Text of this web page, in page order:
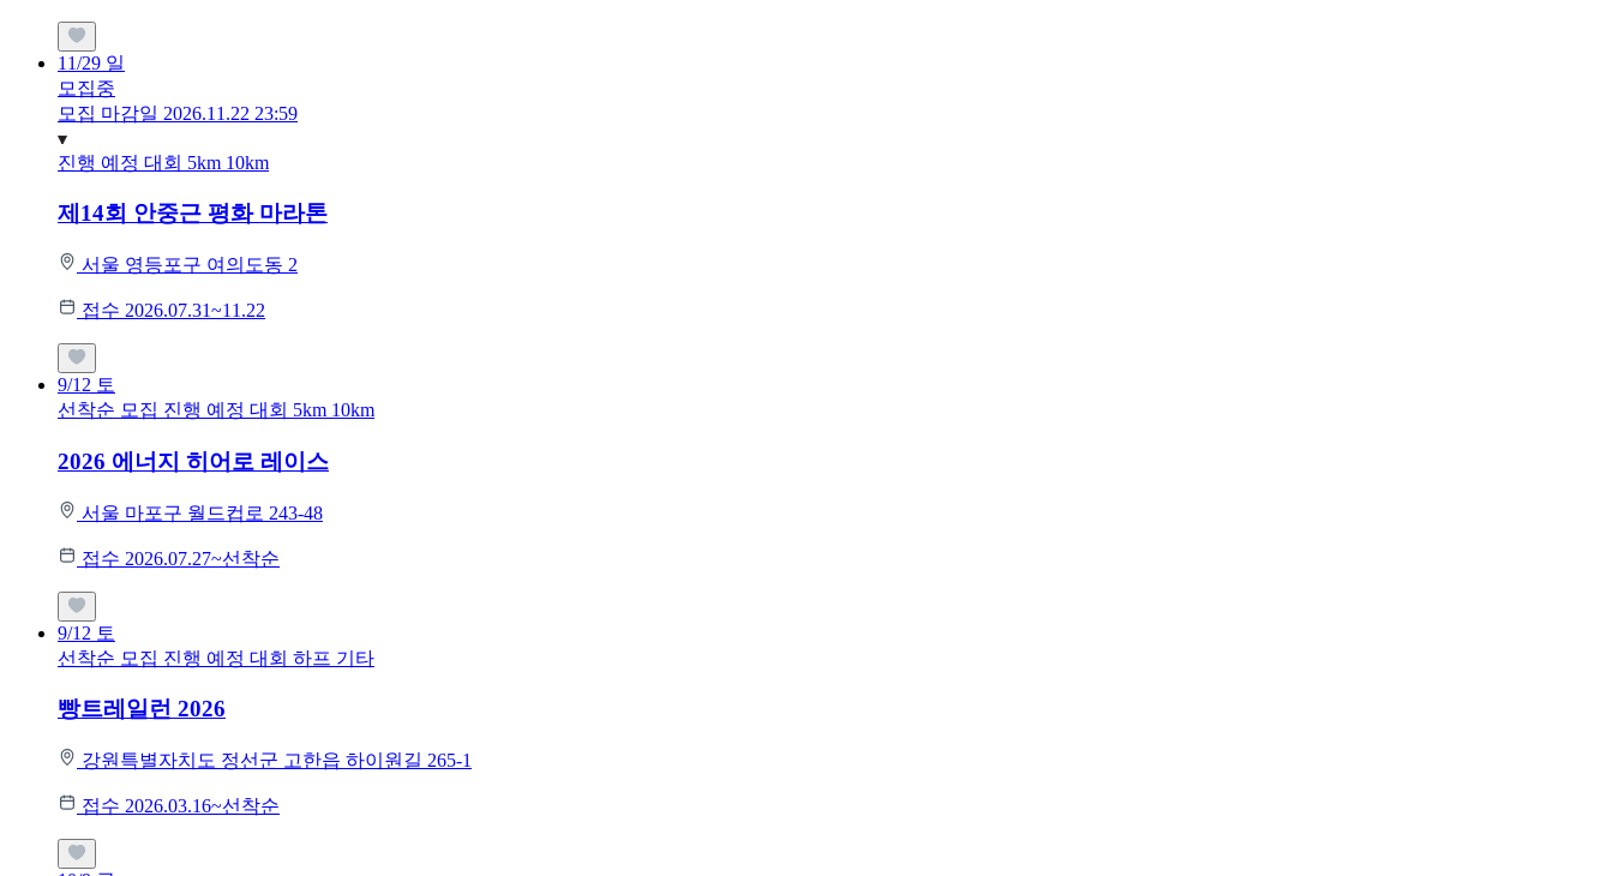
11/29 일
모집중
모집 마감일 2026.11.22 23:59
진행 예정 대회 5km 10km
제14회 안중근 평화 마라톤
서울 영등포구 여의도동 2
접수 2026.07.31~11.22
9/12 토
선착순 모집 진행 예정 대회 5km 10km
2026 에너지 히어로 레이스
서울 마포구 월드컵로 243-48
접수 2026.07.27~선착순
9/12 토
선착순 모집 진행 예정 대회 하프 기타
빵트레일런 2026
강원특별자치도 정선군 고한읍 하이원길 265-1
접수 2026.03.16~선착순